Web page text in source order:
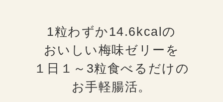
1粒わずか14.6kcalの
おいしい梅味ゼリーを
１日１～3粒食べるだけの
お手軽腸活。